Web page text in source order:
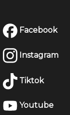
Facebook
Instagram
Tiktok
Youtube